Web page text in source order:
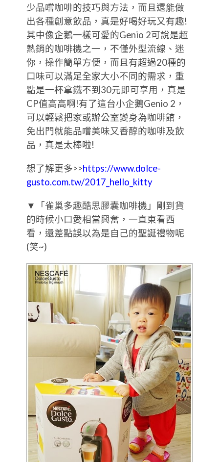
少品嚐咖啡的技巧與方法，而且還能做
出各種創意飲品，真是好喝好玩又有趣!
其中像企鵝一樣可愛的Genio 2可說是超
熱銷的咖啡機之一，不僅外型流線、迷
你，操作簡單方便，而且有超過20種的
口味可以滿足全家大小不同的需求，重
點是一杯拿鐵不到30元即可享用，真是
CP值高高啊!有了這台小企鵝Genio 2，
可以輕鬆把家或辦公室變身為咖啡館，
免出門就能品嚐美味又香醇的咖啡及飲
品，真是太棒啦!
想了解更多>>https://www.dolce-
gusto.com.tw/2017_hello_kitty
▼「雀巢多趣酷思膠囊咖啡機」剛到貨
的時候小口愛相當興奮，一直東看西
看，還差點誤以為是自己的聖誕禮物呢
(笑~)